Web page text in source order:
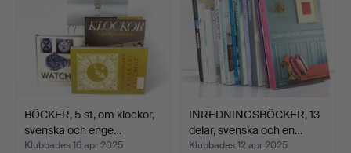
BÖCKER, 5 st, om klockor,
svenska och enge…
Klubbades 16 apr 2025
INREDNINGSBÖCKER, 13
delar, svenska och en…
Klubbades 12 apr 2025